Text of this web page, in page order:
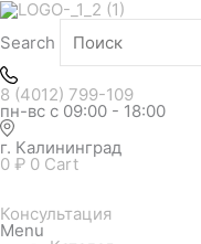
Search
8 (4012) 799-109
пн-вс с 09:00 - 18:00
г. Калининград
0 ₽ 0 Cart
Консультация
Menu